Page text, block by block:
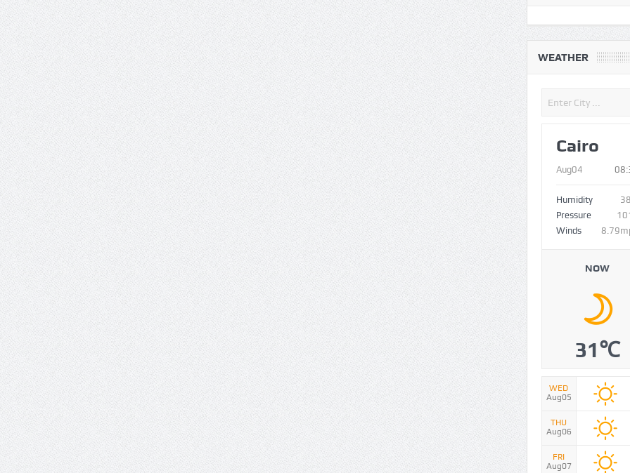
WEATHER
Cairo
Aug04
Humidity
Pressure
Winds
NOW
31℃
WED
Aug05
THU
Aug06
FRI
Aug07